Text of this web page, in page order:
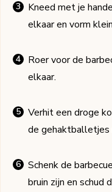
Kneed met je
elkaar en vorm
Roer voor de
elkaar.
Verhit een droge
de gehaktballetjes
Schenk de
bruin zijn en schud